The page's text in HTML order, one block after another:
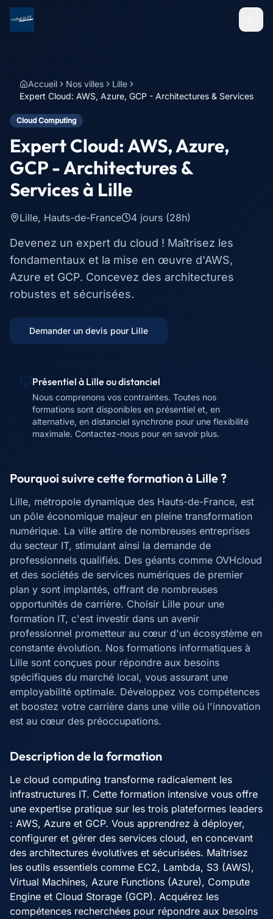
Menu
Accueil Nos villes
Lille
Expert Cloud: AWS, Azure, GCP - Architectures & Services
Cloud Computing
Expert Cloud: AWS, Azure,
GCP - Architectures &
Servicesà Lille
Lille, Hauts-de-France 4 jours (28h)
Devenez un expert du cloud ! Maîtrisez les
fondamentaux et la mise en œuvre d'AWS,
Azure et GCP. Concevez des architectures
robustes et sécurisées.
Demander un devis pour Lille
Présentiel à Lille ou distanciel
Nous comprenons vos contraintes. Toutes nos
formations sont disponibles en présentiel et, en
alternative, en distanciel synchrone pour une flexibilité
maximale. Contactez-nous pour en savoir plus.
Pourquoi suivre cette formation à Lille?
Lille, métropole dynamique des Hauts-de-France, est
un pôle économique majeur en pleine transformation
numérique. La ville attire de nombreuses entreprises
du secteur IT, stimulant ainsi la demande de
professionnels qualifiés. Des géants comme OVHcloud
et des sociétés de services numériques de premier
plan y sont implantés, offrant de nombreuses
opportunités de carrière. Choisir Lille pour une
formation IT, c'est investir dans un avenir
professionnel prometteur au cœur d'un écosystème en
constante évolution. Nos formations informatiques à
Lille sont conçues pour répondre aux besoins
spécifiques du marché local, vous assurant une
employabilité optimale. Développez vos compétences
et boostez votre carrière dans une ville où l'innovation
est au cœur des préoccupations.
Description de la formation
Le cloud computing transforme radicalement les
infrastructures IT. Cette formation intensive vous offre
une expertise pratique sur les trois plateformes leaders
: AWS, Azure et GCP. Vous apprendrez à déployer,
configurer et gérer des services cloud, en concevant
des architectures évolutives et sécurisées. Maîtrisez
les outils essentiels comme EC2, Lambda, S3 (AWS),
Virtual Machines, Azure Functions (Azure), Compute
Engine et Cloud Storage (GCP). Acquérez les
compétences recherchées pour répondre aux besoins